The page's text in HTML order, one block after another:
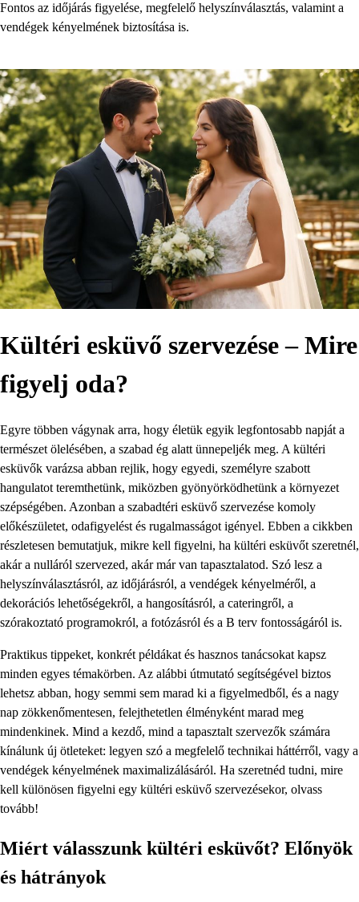
Fontos az időjárás figyelése, megfelelő helyszínválasztás, valamint a
vendégek kényelmének biztosítása is.
Kültéri esküvő szervezése – Mire
figyelj oda?
Egyre többen vágynak arra, hogy életük egyik legfontosabb napját a
természet ölelésében, a szabad ég alatt ünnepeljék meg. A kültéri
esküvők varázsa abban rejlik, hogy egyedi, személyre szabott
hangulatot teremthetünk, miközben gyönyörködhetünk a környezet
szépségében. Azonban a szabadtéri esküvő szervezése komoly
előkészületet, odafigyelést és rugalmasságot igényel. Ebben a cikkben
részletesen bemutatjuk, mikre kell figyelni, ha kültéri esküvőt szeretnél,
akár a nulláról szervezed, akár már van tapasztalatod. Szó lesz a
helyszínválasztásról, az időjárásról, a vendégek kényelméről, a
dekorációs lehetőségekről, a hangosításról, a cateringről, a
szórakoztató programokról, a fotózásról és a B terv fontosságáról is.
Praktikus tippeket, konkrét példákat és hasznos tanácsokat kapsz
minden egyes témakörben. Az alábbi útmutató segítségével biztos
lehetsz abban, hogy semmi sem marad ki a figyelmedből, és a nagy
nap zökkenőmentesen, felejthetetlen élményként marad meg
mindenkinek. Mind a kezdő, mind a tapasztalt szervezők számára
kínálunk új ötleteket: legyen szó a megfelelő technikai háttérről, vagy a
vendégek kényelmének maximalizálásáról. Ha szeretnéd tudni, mire
kell különösen figyelni egy kültéri esküvő szervezésekor, olvass
tovább!
Miért válasszunk kültéri esküvőt? Előnyök
és hátrányok